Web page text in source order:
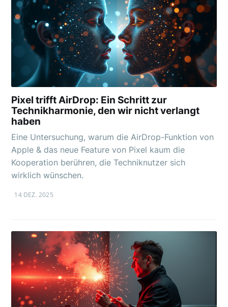
Pixel trifft AirDrop: Ein Schritt zur
Technikharmonie, den wir nicht verlangt
haben
Eine Untersuchung, warum die AirDrop-Funktion von
Apple & das neue Feature von Pixel kaum die
Kooperation berühren, die Techniknutzer sich
wirklich wünschen.
14 DEZ. 2025